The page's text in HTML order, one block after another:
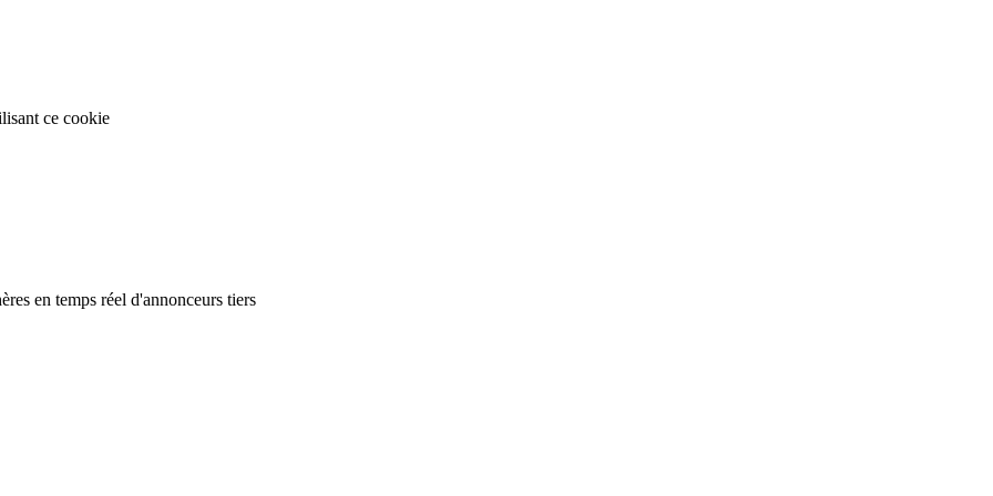
ce cookie
en temps réel d'annonceurs tiers